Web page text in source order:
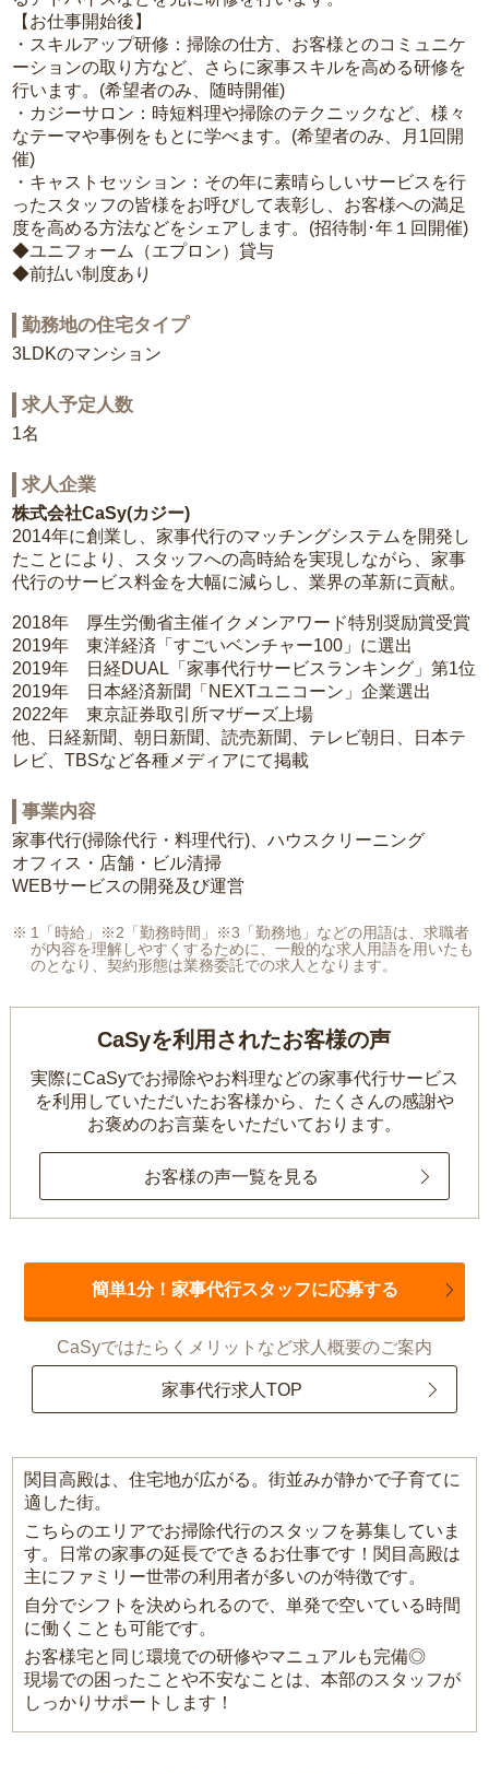
【お仕事開始後】
・スキルアップ研修：掃除の仕方、お客様とのコミュニケ
ーションの取り方など、さらに家事スキルを高める研修を
行います。(希望者のみ、随時開催)
・カジーサロン：時短料理や掃除のテクニックなど、様々
なテーマや事例をもとに学べます。(希望者のみ、月1回開
催)
・キャストセッション：その年に素晴らしいサービスを行
ったスタッフの皆様をお呼びして表彰し、お客様への満足
度を高める方法などをシェアします。(招待制･年１回開催)
◆ユニフォーム（エプロン）貸与
◆前払い制度あり
勤務地の住宅タイプ
3LDKのマンション
求人予定人数
1名
求人企業
株式会社CaSy(カジー)
2014年に創業し、家事代行のマッチングシステムを開発し
たことにより、スタッフへの高時給を実現しながら、家事
代行のサービス料金を大幅に減らし、業界の革新に貢献。
2018年 厚生労働省主催イクメンアワード特別奨励賞受賞
2019年 東洋経済「すごいベンチャー100」に選出
2019年 日経DUAL「家事代行サービスランキング」第1位
2019年 日本経済新聞「NEXTユニコーン」企業選出
2022年 東京証券取引所マザーズ上場
他、日経新聞、朝日新聞、読売新聞、テレビ朝日、日本テ
レビ、TBSなど各種メディアにて掲載
事業内容
家事代行(掃除代行・料理代行)、ハウスクリーニング
オフィス・店舗・ビル清掃
WEBサービスの開発及び運営
1「時給」※2「勤務時間」※3「勤務地」などの用語は、求職者
が内容を理解しやすくするために、一般的な求人用語を用いたも
のとなり、契約形態は業務委託での求人となります。
CaSyを利用されたお客様の声
実際にCaSyでお掃除やお料理などの家事代行サービス
を利用していただいたお客様から、 たくさんの感謝や
お褒めのお言葉をいただいております。
お客様の声一覧を見る
簡単1分！家事代行スタッフに応募する
CaSyではたらくメリットなど求人概要のご案内
家事代行求人TOP
関目高殿は、住宅地が広がる。街並みが静かで子育てに
適した街。
こちらのエリアでお掃除代行のスタッフを募集していま
す。日常の家事の延長でできるお仕事です！関目高殿は
主にファミリー世帯の利用者が多いのが特徴です。
自分でシフトを決められるので、単発で空いている時間
に働くことも可能です。
お客様宅と同じ環境での研修やマニュアルも完備◎
現場での困ったことや不安なことは、本部のスタッフが
しっかりサポートします！